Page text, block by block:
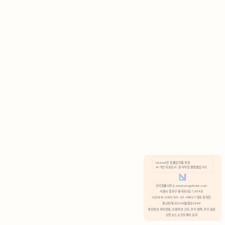
분석 쿠키 허용
Lawvot은 법률업무를 위한
AI 기반 자료조사 · 문서작성 플랫폼입니다.
안국법률사무소 www.anguklaw.com
서울시 종로구 율곡로2길 7, 304호
02)3210-3330 105-05-48527 대표 정희찬
통신판매 2024서울종로0248
개인정보 처리방침, 이용약관 고지, 쿠키 정책, 쿠키 설정
오픈소스 소프트웨어 공지